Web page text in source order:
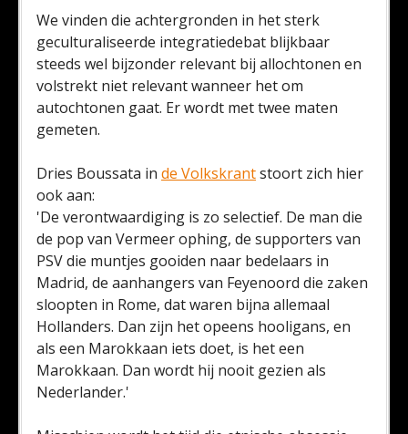
We vinden die achtergronden in het sterk
geculturaliseerde integratiedebat blijkbaar
steeds wel bijzonder relevant bij allochtonen en
volstrekt niet relevant wanneer het om
autochtonen gaat. Er wordt met twee maten
gemeten.
Dries Boussata in de Volkskrantstoort zich hier
ook aan:
'De verontwaardiging is zo selectief. De man die
de pop van Vermeer ophing, de supporters van
PSV die muntjes gooiden naar bedelaars in
Madrid, de aanhangers van Feyenoord die zaken
sloopten in Rome, dat waren bijna allemaal
Hollanders. Dan zijn het opeens hooligans, en
als een Marokkaan iets doet, is het een
Marokkaan. Dan wordt hij nooit gezien als
Nederlander.'